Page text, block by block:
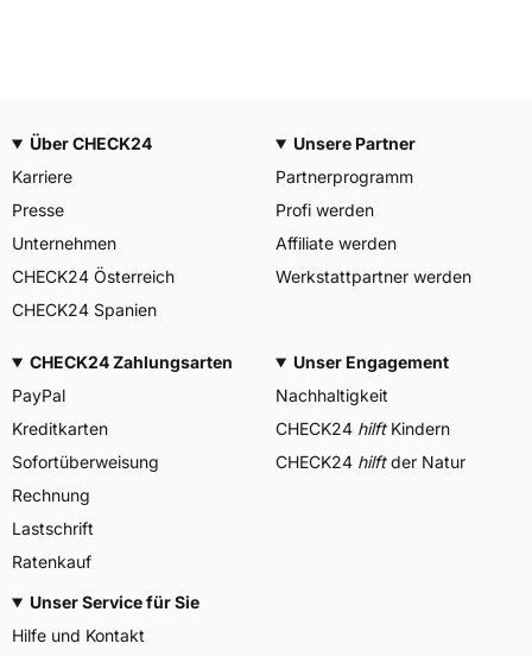
Über CHECK24
Karriere
Presse
Unternehmen
CHECK24 Österreich
CHECK24 Spanien
Unsere Partner
Partnerprogramm
Profi werden
Affiliate werden
Werkstattpartner werden
CHECK24 Zahlungsarten
PayPal
Kreditkarten
Sofortüberweisung
Rechnung
Lastschrift
Ratenkauf
Unser Engagement
Nachhaltigkeit
CHECK24 hilftKindern
CHECK24 hilftder Natur
Unser Service für Sie
Hilfe und Kontakt